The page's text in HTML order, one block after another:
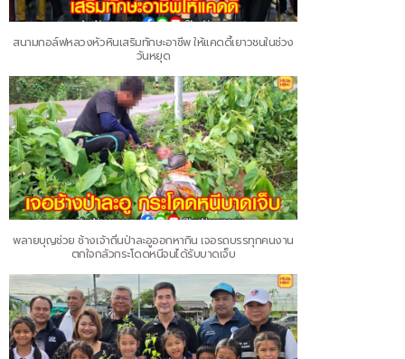
สนามกอล์ฟหลวงหัวหินเสริมทักษะอาชีพ ให้แคดดี้เยาวชนในช่วง
วันหยุด
พลายบุญช่วย ช้างเจ้าถิ่นป่าละอูออกหากิน เจอรถบรรทุกคนงาน
ตกใจกลัวกระโดดหนีจนได้รับบาดเจ็บ